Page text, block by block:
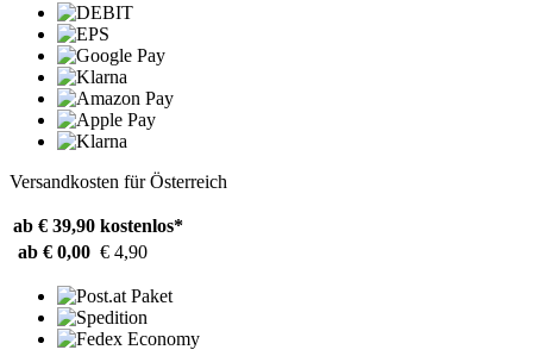
Versandkosten für Österreich
ab € 39,90 kostenlos*
ab € 0,00 € 4,90